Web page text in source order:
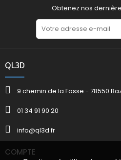
Obtenez nos
QL3D
9 chemin de la Fosse - 78550
01 34 91 90 20
info@ql3d.fr
COMPTE